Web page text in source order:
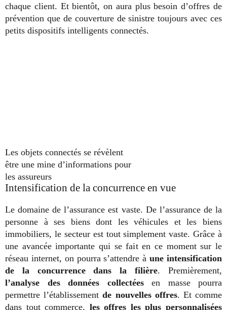
chaque client. Et bientôt, on aura plus besoin d’offres de
prévention que de couverture de sinistre toujours avec ces
petits dispositifs intelligents connectés.
Les objets connectés se révèlent
être une mine d’informations pour
les assureurs
Intensification de la concurrence en vue
Le domaine de l’assurance est vaste. De l’assurance de la
personne à ses biens dont les véhicules et les biens
immobiliers, le secteur est tout simplement vaste. Grâce à
une avancée importante qui se fait en ce moment sur le
réseau internet, on pourra s’attendre àune intensification
de la concurrence dans la filière. Premièrement,
l’analyse des données collectéesen masse pourra
permettre l’établissement de nouvelles offres. Et comme
dans tout commerce, les offres les plus personnalisées